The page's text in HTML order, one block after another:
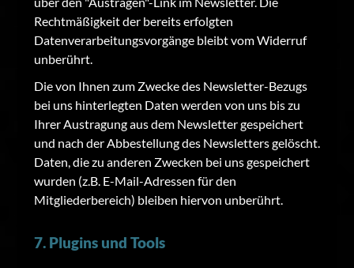
Rechtmäßigkeit der bereits erfolgten
Datenverarbeitungsvorgänge bleibt vom Widerruf
unberührt.
Die von Ihnen zum Zwecke des Newsletter-Bezugs
bei uns hinterlegten Daten werden von uns bis zu
Ihrer Austragung aus dem Newsletter gespeichert
und nach der Abbestellung des Newsletters gelöscht.
Daten, die zu anderen Zwecken bei uns gespeichert
wurden (z.B. E-Mail-Adressen für den
Mitgliederbereich) bleiben hiervon unberührt.
7. Plugins und Tools